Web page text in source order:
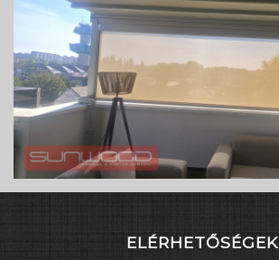
ELÉRHETŐSÉGEK